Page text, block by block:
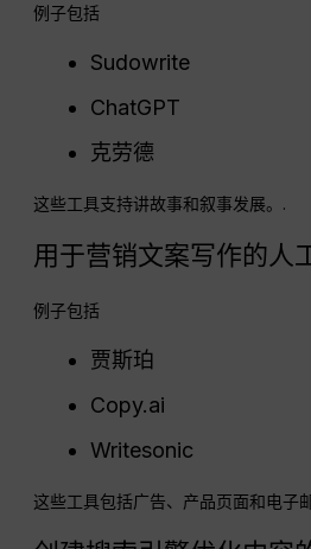
例子包括
Sudowrite
ChatGPT
克劳德
这些工具支持讲故事和叙事发展。.
用于营销文案写作的人
例子包括
贾斯珀
Copy.ai
Writesonic
这些工具包括广告、产品页面和电子